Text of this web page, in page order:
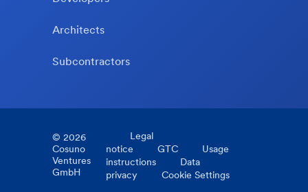
Architects
Subcontractors
© 2026
Cosuno
Ventures
GmbH
Legal
notice
GTC
Usage
instructions
Data
privacy
Cookie Settings